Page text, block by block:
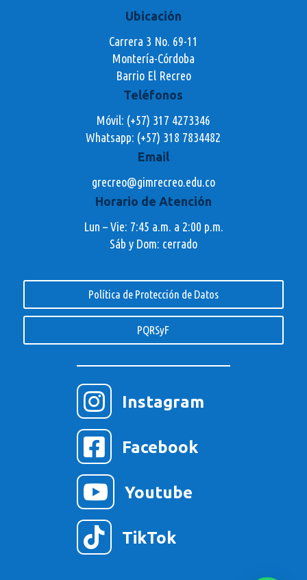
Ubicación
Carrera 3 No. 69-11
Montería-Córdoba
Barrio El Recreo
Teléfonos
Móvil: (+57) 317 4273346
Whatsapp: (+57) 318 7834482
Email
grecreo@gimrecreo.edu.co
Horario de Atención
Lun – Vie: 7:45 a.m. a 2:00 p.m.
Sáb y Dom: cerrado
Política de Protección de Datos
PQRSyF
 Instagram
 Facebook
 Youtube
 TikTok